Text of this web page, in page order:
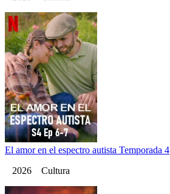
El amor en el espectro autista Temporada 4
2026 Cultura